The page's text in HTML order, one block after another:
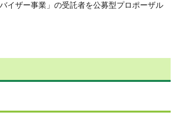
イザー事業」の受託者を公募型プロポーザル